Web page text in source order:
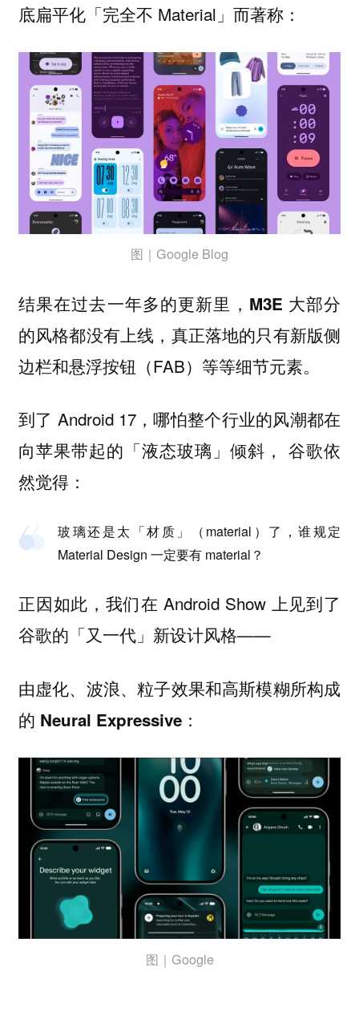
底扁平化「完全不 Material」而著称：
图｜Google Blog
结果在过去一年多的更新里， M3E 大部分
的风格都没有上线 ，真正落地的只有新版侧
边栏和悬浮按钮（FAB）等等细节元素。
到了 Android 17，哪怕整个行业的风潮都在
向苹果带起的「液态玻璃」倾斜， 谷歌依
然觉得：
玻璃还是太「材质」（material）了，谁规定
Material Design 一定要有 material？
正因如此，我们在 Android Show 上见到了
谷歌的「又一代」新设计风格——
由虚化、波浪、粒子效果和高斯模糊所构成
的 Neural Expressive：
图｜Google